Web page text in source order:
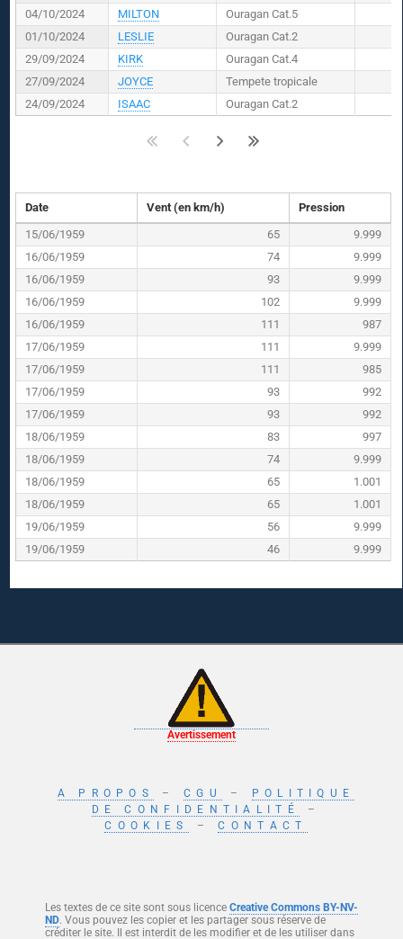
04/10/2024
MILTON
Ouragan Cat.5
01/10/2024
LESLIE
Ouragan Cat.2
29/09/2024
KIRK
Ouragan Cat.4
27/09/2024
JOYCE
Tempete tropicale
24/09/2024
ISAAC Ouragan Cat.2
Date Vent (en km/h)
Pression
15/06/1959
65
9.999
16/06/1959
74
9.999
16/06/1959
93
9.999
16/06/1959
102
9.999
16/06/1959
111
987
17/06/1959
111
9.999
17/06/1959
111
985
17/06/1959
93
992
17/06/1959
93
992
18/06/1959
83
997
18/06/1959
74
9.999
18/06/1959
65
1.001
18/06/1959
65
1.001
19/06/1959
56
9.999
19/06/1959
46 9.999
Avertissement
A PROPOS – CGU –
POLITIQUE
DE CONFIDENTIALITÉ
–
COOKIES
–CONTACT
Les textes de ce site sont sous licence Creative Commons BY-NV-
ND. Vous pouvez les copier et les partager sous réserve de
créditer le site. Il est interdit de les modifier et de les utiliser dans